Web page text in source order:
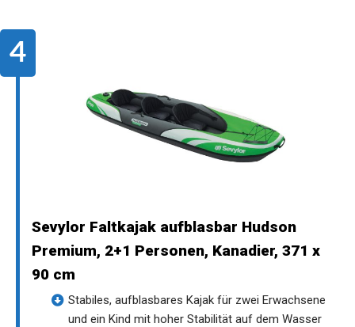
Sevylor Faltkajak aufblasbar Hudson
Premium, 2+1 Personen, Kanadier, 371 x
90 cm
Stabiles, aufblasbares Kajak für zwei Erwachsene
und ein Kind mit hoher Stabilität auf dem Wasser